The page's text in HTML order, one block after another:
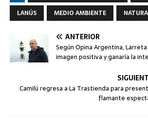
LANÚS
MEDIO AMBIENTE
ANTERIOR
Según Opina Argentina,
imagen positiva y ganaría la
Camilú regresa a La Trastienda para
flamante